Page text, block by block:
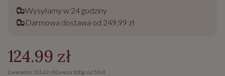
Wysyłamy w 24 godziny
Darmowa dostawa od 249,99 zł
124.99 zł
Cena netto: 101.62 zł|Cena za 100g: 62.50 zł